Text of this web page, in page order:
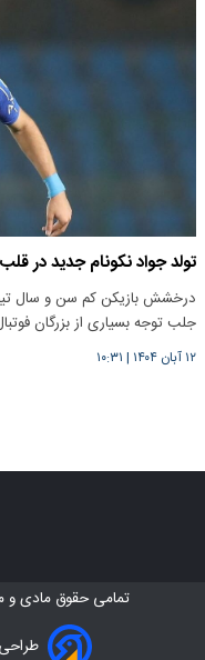
تولد جواد نکونام جدید در
درخشش بازیکن کم سن و سال
جلب توجه بسیاری از بزرگان
۱۲ آبان ۱۴۰۴ | ۱۰:۳۱
تمامی حقوق مادی و